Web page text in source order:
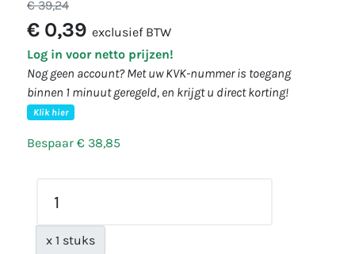
€ 39,24
€ 0,39 exclusief BTW
Log in voor netto prijzen!
Nog geen account? Met uw KVK-nummer is toegang
binnen 1 minuut geregeld, en krijgt u direct korting!
Klik hier
Bespaar € 38,85
x 1 stuks